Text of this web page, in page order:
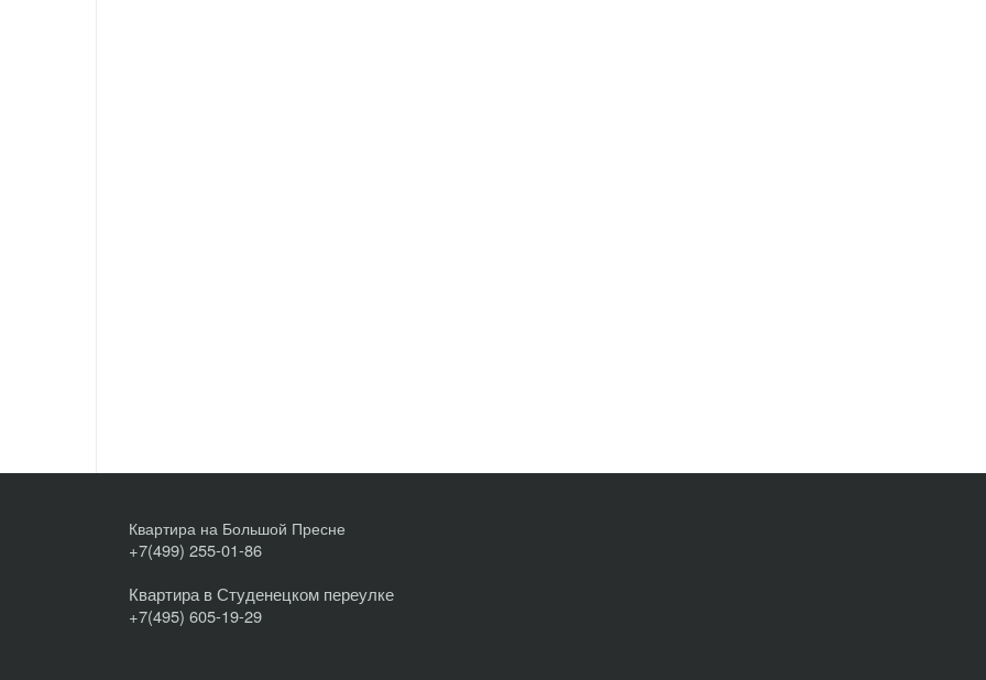
Квартира на Большой Пресне
+7(499) 255-01-86
Квартира в Студенецком переулке
+7(495) 605-19-29